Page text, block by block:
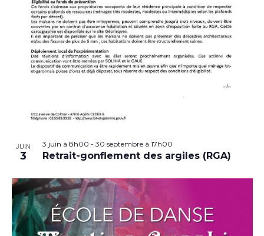
JUIN
3
3 juin à 8h00 - 30 septembre à 17h00
Retrait-gonflement des argiles (RGA)